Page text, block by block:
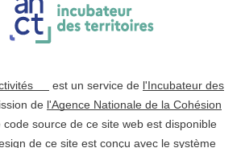
est un service de l'Incubateur des
de l'Agence Nationale de la Cohésion
code source de ce site web est disponible
de ce site est conçu avec le système